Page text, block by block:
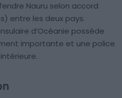
Nauru selon accord
entre les deux pays.
d’Océanie possède
importante et une police